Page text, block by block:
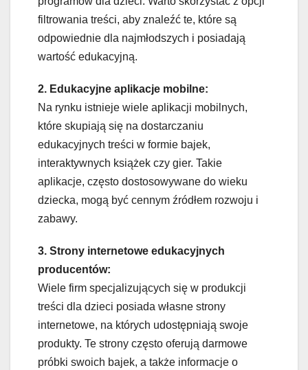
filtrowania treści, aby znaleźć te, które są
odpowiednie dla najmłodszych i posiadają
wartość edukacyjną.
2. Edukacyjne aplikacje mobilne:
Na rynku istnieje wiele aplikacji mobilnych,
które skupiają się na dostarczaniu
edukacyjnych treści w formie bajek,
interaktywnych książek czy gier. Takie
aplikacje, często dostosowywane do wieku
dziecka, mogą być cennym źródłem rozwoju i
zabawy.
3. Strony internetowe edukacyjnych
producentów:
Wiele firm specjalizujących się w produkcji
treści dla dzieci posiada własne strony
internetowe, na których udostępniają swoje
produkty. Te strony często oferują darmowe
próbki swoich bajek, a także informacje o